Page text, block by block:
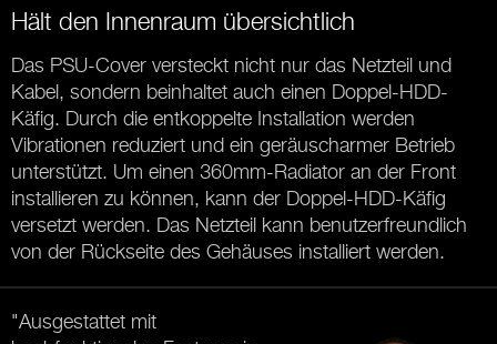
Hält den Innenraum übersichtlich
Das PSU-Cover versteckt nicht nur das Netzteil und
Kabel, sondern beinhaltet auch einen Doppel-HDD-
Käfig. Durch die entkoppelte Installation werden
Vibrationen reduziert und ein geräuscharmer Betrieb
unterstützt. Um einen 360mm-Radiator an der Front
installieren zu können, kann der Doppel-HDD-Käfig
versetzt werden. Das Netzteil kann benutzerfreundlich
von der Rückseite des Gehäuses installiert werden.
"Ausgestattet mit